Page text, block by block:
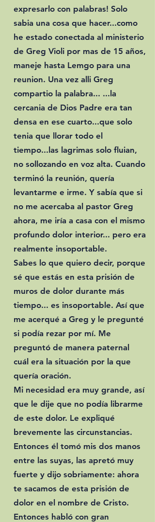
expresarlo con palabras! Solo
sabia una cosa que hacer...como
he estado conectada al ministerio
de Greg Violi por mas de 15 años,
maneje hasta Lemgo para una
reunion. Una vez alli Greg
compartio la palabra... ...la
cercania de Dios Padre era tan
densa en ese cuarto...que solo
tenia que llorar todo el
tiempo...las lagrimas solo fluian,
no sollozando en voz alta. Cuando
terminó la reunión, quería
levantarme e irme. Y sabía que si
no me acercaba al pastor Greg
ahora, me iría a casa con el mismo
profundo dolor interior... pero era
realmente insoportable.
Sabes lo que quiero decir, porque
sé que estás en esta prisión de
muros de dolor durante más
tiempo... es insoportable. Así que
me acerqué a Greg y le pregunté
si podía rezar por mí. Me
preguntó de manera paternal
cuál era la situación por la que
quería oración.
Mi necesidad era muy grande, así
que le dije que no podía librarme
de este dolor. Le expliqué
brevemente las circunstancias.
Entonces él tomó mis dos manos
entre las suyas, las apretó muy
fuerte y dijo sobriamente: ahora
te sacamos de esta prisión de
dolor en el nombre de Cristo.
Entonces habló con gran